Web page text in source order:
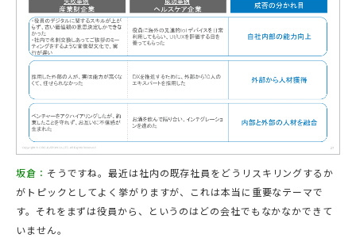
坂倉： そうですね。最近は社内の既存社員をどうリスキリングするか
がトピックとしてよく挙がりますが、これは本当に重要なテーマで
す。それをまずは役員から、というのはどの会社でもなかなかできて
いません。